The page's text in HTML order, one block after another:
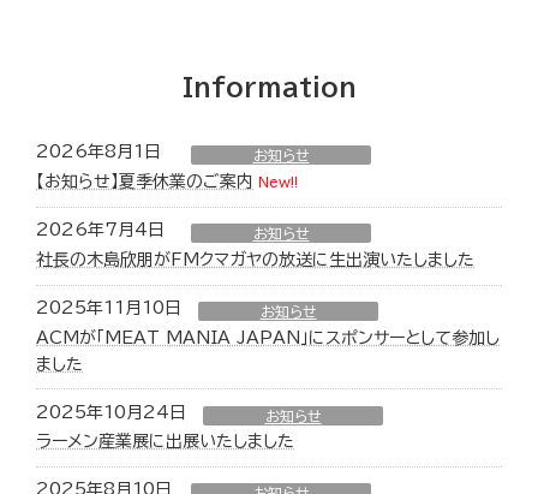
Information
2026年8月1日 お知らせ
【お知らせ】夏季休業のご案内 New!!
2026年7月4日 お知らせ
社長の木島欣朋がFMクマガヤの放送に生出演いたしました
2025年11月10日 お知らせ
ACMが「MEAT MANIA JAPAN」にスポンサーとして参加し
ました
2025年10月24日 お知らせ
ラーメン産業展に出展いたしました
2025年8月10日